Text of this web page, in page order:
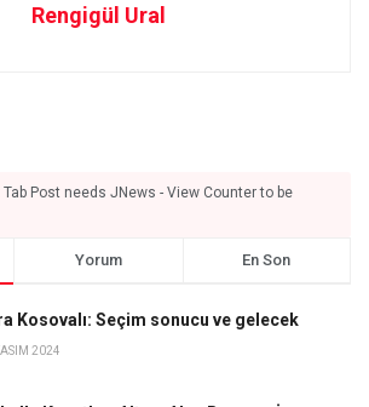
Rengigül Ural
Tab Post needs JNews - View Counter to be
Yorum En Son
Kosovalı: Seçim sonucu ve gelecek
2024